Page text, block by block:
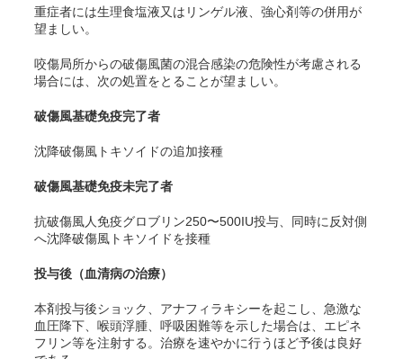
重症者には生理食塩液又はリンゲル液、強心剤等の併用が
望ましい。
咬傷局所からの破傷風菌の混合感染の危険性が考慮される
場合には、次の処置をとることが望ましい。
破傷風基礎免疫完了者
沈降破傷風トキソイドの追加接種
破傷風基礎免疫未完了者
抗破傷風人免疫グロブリン250〜500IU投与、同時に反対側
へ沈降破傷風トキソイドを接種
投与後（血清病の治療）
本剤投与後ショック、アナフィラキシーを起こし、急激な
血圧降下、喉頭浮腫、呼吸困難等を示した場合は、エピネ
フリン等を注射する。治療を速やかに行うほど予後は良好